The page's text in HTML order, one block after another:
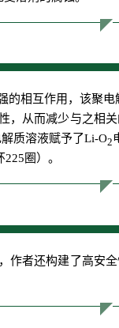
的相互作用，该聚
，从而减少与之相
质溶液赋予了Li-O2
圈）。
作者还构建了高安